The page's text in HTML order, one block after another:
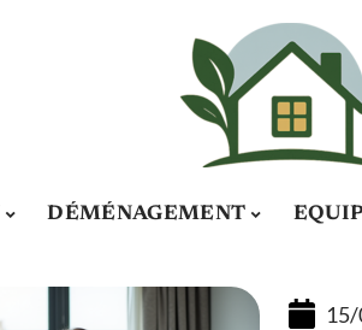
DÉMÉNAGEMENT